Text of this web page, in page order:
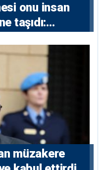
onu insan
taşıdı:
müzakere